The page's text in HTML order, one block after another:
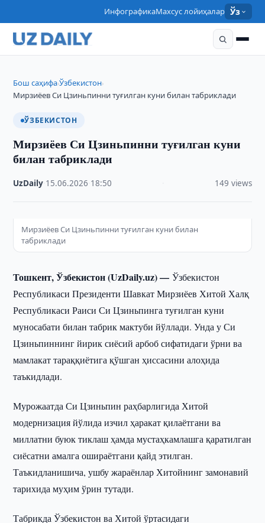
ИнфографикаМахсус лойиҳалар Ўз
Бош саҳифа›Ўзбекистон›
Мирзиёев Си Цзиньпинни туғилган куни билан табриклади
ЎЗБЕКИСТОН
Мирзиёев Си Цзиньпинни туғилган куни
билан табриклади
UzDaily 15.06.2026 18:50 149 views
Мирзиёев Си Цзиньпинни туғилган куни билан
табриклади
Тошкент, Ўзбекистон (UzDaily.uz) —Ўзбекистон
Республикаси Президенти Шавкат Мирзиёев Хитой Халқ
Республикаси Раиси Си Цзиньпинга туғилган куни
муносабати билан табрик мактуби йўллади. Унда у Си
Цзиньпиннинг йирик сиёсий арбоб сифатидаги ўрни ва
мамлакат тараққиётига қўшган ҳиссасини алоҳида
таъкидлади.
Мурожаатда Си Цзиньпин раҳбарлигида Хитой
модернизация йўлида изчил ҳаракат қилаётгани ва
миллатни буюк тиклаш ҳамда мустаҳкамлашга қаратилган
сиёсатни амалга ошираётгани қайд этилган.
Таъкидланишича, ушбу жараёнлар Хитойнинг замонавий
тарихида муҳим ўрин тутади.
Табрикда Ўзбекистон ва Хитой ўртасидаги